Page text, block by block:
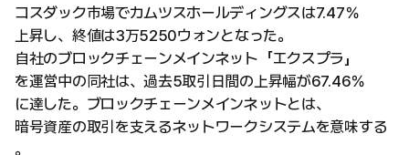
コスダック市場でカムツスホールディングスは7.47％
上昇し、終値は3万5250ウォンとなった。
自社のブロックチェーンメインネット「エクスプラ」
を運営中の同社は、過去5取引日間の上昇幅が67.46％
に達した。ブロックチェーンメインネットとは、
暗号資産の取引を支えるネットワークシステムを意味する
。